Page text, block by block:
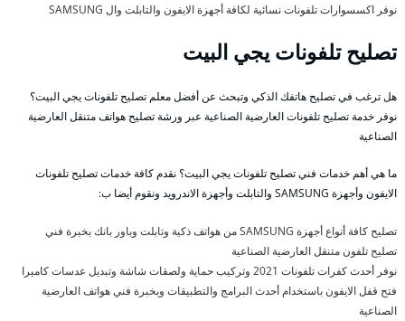
نوفر اكسسوارات تلفونات نسائية لكافة أجهزة الايفون والتابلت وال SAMSUNG
تصليح تلفونات يجي البيت
هل ترغب في تصليح هاتفك الذكي وتبحث عن أفضل معلم تصليح تلفونات يجي البيت؟
نوفر خدمة تصليح تلفونات العارضية الصناعية عبر ورشة تصليح هواتف متنقل العارضية
الصناعية
ما هي أهم خدمات فني تصليح تلفونات يجي البيت؟ نقدم كافة خدمات تصليح تلفونات
الايفون وأجهزة SAMSUNG والتابلت وأجهزة الاندرويد ونقوم أيضا ب:
تصليح كافة أنواع أجهزة SAMSUNG من هواتف ذكية وتابلت وباور بانك بخبرة فني
تصليح تلفون متنقل العارضية الصناعية
نوفر أحدث كفرات تلفونات 2021 وتركيب حماية ولصقات شاشة وتبديل عدسات كاميرا
فتح قفل الايفون باستخدام أحدث البرامج والتطبيقات وبخبرة فني هواتف العارضية
الصناعية